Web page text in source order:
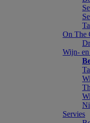
On The
Wijn- en
Servies